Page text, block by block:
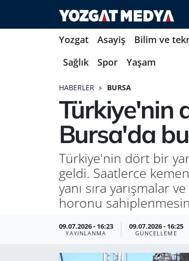
Yozgat Asayiş Bilim ve
Sağlık
Spor Yaşam
HABERLER BURSA
Türkiye'nin
Bursa'da
Türkiye'nin dört bir
geldi. Saatlerce
yanı sıra yarışmalar
horonu
09.07.2026 - 16:23
YAYINLANMA
09.07.2026 - 16:25
GÜNCELLEME